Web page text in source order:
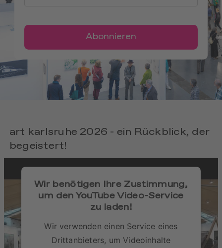
Abonnieren
art karlsruhe 2026 - ein Rückblick, der
begeistert!
Wir benötigen Ihre Zustimmung,
um den YouTube Video-Service
zu laden!
Wir verwenden einen Service eines
Drittanbieters, um Videoinhalte